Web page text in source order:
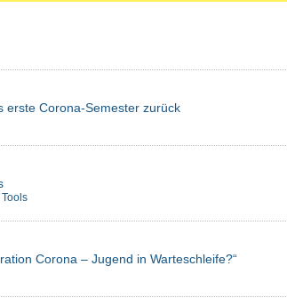
erste Corona-Semester zurück
Tools
Corona – Jugend in Warteschleife?“